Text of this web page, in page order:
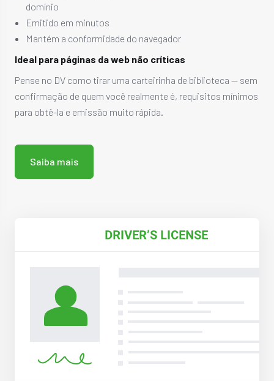
domínio
Emitido em minutos
Mantém a conformidade do navegador
Ideal para páginas da web não críticas
Pense no DV como tirar uma carteirinha de biblioteca — sem
confirmação de quem você realmente é, requisitos mínimos
para obtê-la e emissão muito rápida.
Saiba mais